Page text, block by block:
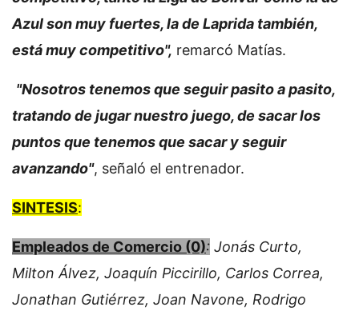
Azul son muy fuertes, la de Laprida también,
está muy competitivo", remarcó Matías.
"Nosotros tenemos que seguir pasito a pasito,
tratando de jugar nuestro juego, de sacar los
puntos que tenemos que sacar y seguir
avanzando", señaló el entrenador.
SINTESIS:
Empleados de Comercio (0): Jonás Curto,
Milton Álvez, Joaquín Piccirillo, Carlos Correa,
Jonathan Gutiérrez, Joan Navone, Rodrigo